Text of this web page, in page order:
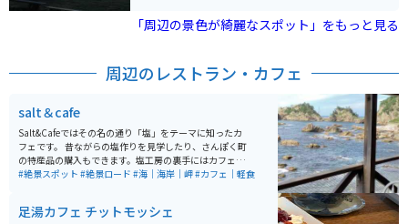
内にも点在しているので散策すると至る所に見受けられ
ます。 ライトアップ会場前に剪定された枝が置いてあ
「周辺の景色が綺麗なスポット」をもっと見る
周辺のレストラン・カフェ
salt＆cafe
Salt&Cafeではその名の通り「塩」をテーマに知ったカ
フェです。 昔ながらの塩作りを見学したり、さんぽく町
の特産品の購入もできます。塩工房の裏手にはカフェが
併設されており、心地よい潮風をうけながらコーヒーブ
#絶景スポット #絶景ロード #海｜海岸｜岬#カフェ｜軽食
足湯カフェ チットモッシェ